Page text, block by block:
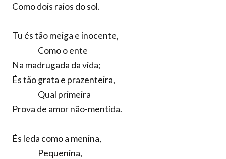
Como dois raios do sol.
Tu és tão meiga e inocente,
Como o ente
Na madrugada da vida;
És tão grata e prazenteira,
Qual primeira
Prova de amor não-mentida.
És leda como a menina,
Pequenina,